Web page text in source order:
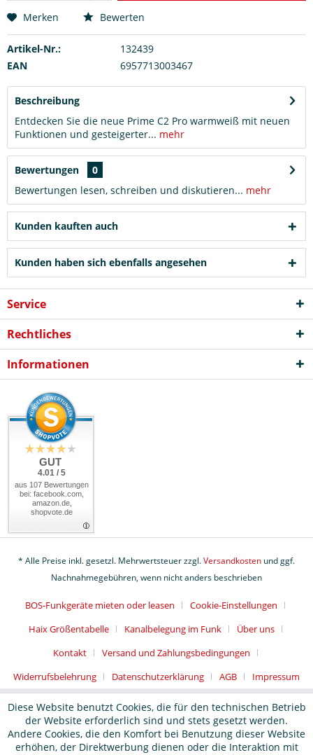
Merken Bewerten
Artikel-Nr.:
132439
EAN
6957713003467
Beschreibung
Entdecken Sie die neue Prime C2 Pro warmweiß mit neuen
Funktionen und gesteigerter... mehr
Bewertungen
0
Bewertungen lesen, schreiben und diskutieren... mehr
Kunden kauften auch
Kunden haben sich ebenfalls angesehen
Service
Rechtliches
Informationen
GUT
4.01 / 5
aus 107 Bewertungen
bei: facebook.com,
amazon.de,
shopvote.de
* Alle Preise inkl. gesetzl. Mehrwertsteuer zzgl.Versandkosten und ggf.
Nachnahmegebühren, wenn nicht anders beschrieben
BOS-Funkgeräte mieten oder leasen
Cookie-Einstellungen
Haix Größentabelle
Kanalbelegung im Funk
Über uns
Kontakt
Versand und Zahlungsbedingungen
Widerrufsbelehrung
Datenschutzerklärung AGB Impressum
Diese Website benutzt Cookies, die für den technischen Betrieb
der Website erforderlich sind und stets gesetzt werden.
Andere Cookies, die den Komfort bei Benutzung dieser Website
erhöhen, der Direktwerbung dienen oder die Interaktion mit